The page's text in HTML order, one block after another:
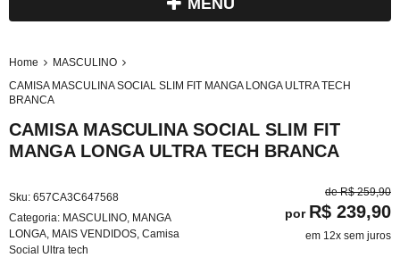
MENU
Home
MASCULINO
CAMISA MASCULINA SOCIAL SLIM FIT MANGA LONGA ULTRA TECH
BRANCA
CAMISA MASCULINA SOCIAL SLIM FIT
MANGA LONGA ULTRA TECH BRANCA
Sku: 657CA3C647568
Categoria: MASCULINO, MANGA
LONGA, MAIS VENDIDOS, Camisa
Social Ultra tech
de R$ 259,90
por R$ 239,90
em 12x sem juros